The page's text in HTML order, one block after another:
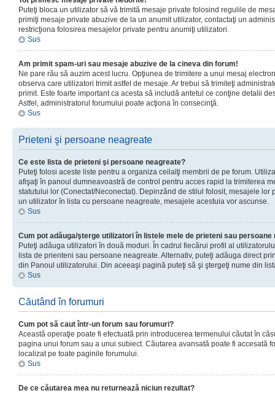
Puteţi bloca un utilizator să vă trimită mesaje private folosind regulile de
primiţi mesaje private abuzive de la un anumit utilizator, contactaţi un
restricţiona folosirea mesajelor private pentru anumiţi utilizatori.
Sus
Am primit spam-uri sau mesaje abuzive de la cineva din forum!
Ne pare rău să auzim acest lucru. Opţiunea de trimitere a unui mesaj
observa care utilizatori trimit astfel de mesaje. Ar trebui să trimiteţi
primit. Este foarte important ca acesta să includă antetul ce conţine detalii
Astfel, administratorul forumului poate acţiona în consecinţă.
Sus
Prieteni şi persoane neagreate
Ce este lista de prieteni şi persoane neagreate?
Puteţi folosi aceste liste pentru a organiza ceilalţi membrii de pe forum.
afişaţi în panoul dumneavoastră de control pentru acces rapid la trimiterea
statutului lor (Conectat/Neconectat). Depinzând de stilul folosit, mesajele lor
un utilizator în lista cu persoane neagreate, mesajele acestuia vor ascunse.
Sus
Cum pot adăuga/şterge utilizatori în listele mele de prieteni sau persoane
Puteţi adăuga utilizatori în două moduri. În cadrul fiecărui profil al
lista de prienteni sau persoane neagreate. Alternativ, puteţi adăuga direct
din Panoul utilizatorului. Din aceeaşi pagină puteţi să şi ştergeţi nume din
Sus
Căutând în forumuri
Cum pot să caut într-un forum sau forumuri?
Această operaţie poate fi efectuată prin introducerea termenului căutat în
pagina unui forum sau a unui subiect. Căutarea avansată poate fi accesată
localizat pe toate paginile forumului.
Sus
De ce căutarea mea nu returnează niciun rezultat?